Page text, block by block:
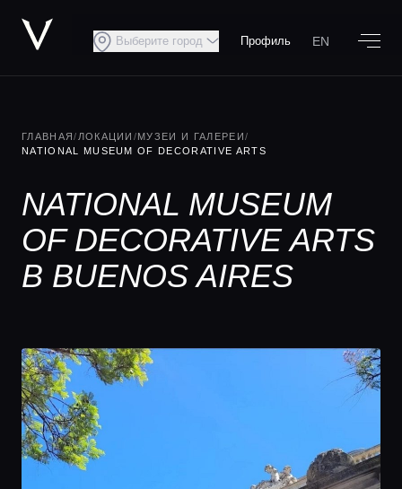
Выберите город Профиль EN
ГЛАВНАЯ/ ЛОКАЦИИ /МУЗЕИ И ГАЛЕРЕИ/
NATIONAL MUSEUM OF DECORATIVE ARTS
NATIONAL MUSEUM
OF DECORATIVE ARTS
В BUENOS AIRES